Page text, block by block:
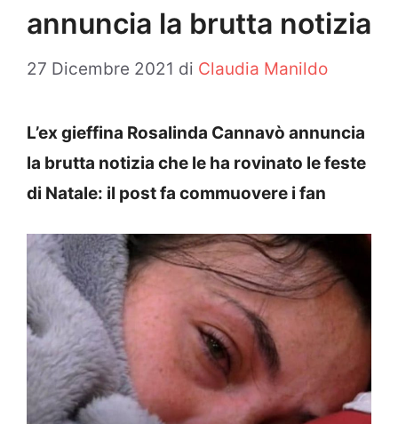
annuncia la brutta notizia
27 Dicembre 2021 di Claudia Manildo
L’ex gieffina Rosalinda Cannavò annuncia
la brutta notizia che le ha rovinato le feste
di Natale: il post fa commuovere i fan